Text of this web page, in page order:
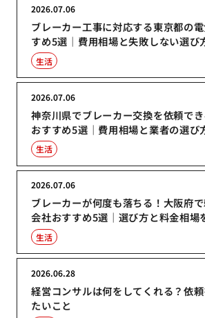
ブレーカー工事に対応する東京都の
すめ5選｜費用相場と失敗しない選び
2026.07.06
生活
神奈川県でブレーカー交換を依頼で
おすすめ5選｜費用相場と業者の選び
2026.07.06
生活
ブレーカーが何度も落ちる！大阪府
会社おすすめ5選｜選び方と料金相場
2026.07.06
生活
経営コンサルは何をしてくれる？依
たいこと
2026.06.28